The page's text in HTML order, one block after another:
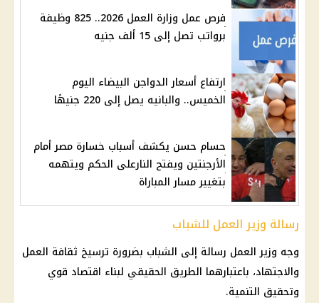
فرص عمل وزارة العمل 2026.. 825 وظيفة
برواتب تصل إلى 15 ألف جنيه
ارتفاع أسعار الدواجن البيضاء اليوم
الخميس.. والبانيه يصل إلى 220 جنيهًا
حسام حسن يكشف أسباب خسارة مصر أمام
الأرجنتين ويفتح النارعلى الحكم ويتهمه
بتغيير مسار المباراة
رسالة وزير العمل للشباب
وجه وزير العمل رسالة إلى الشباب بضرورة ترسيخ ثقافة العمل
والاجتهاد، باعتبارهما الطريق الحقيقي لبناء اقتصاد قوي
وتحقيق التنمية.